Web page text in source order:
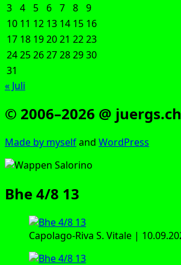
3 4 5 6 7 8 9
10 11 12 13 14 15 16
17 18 192021 2223
24252627282930
31
« Juli
© 2006–2026 @ juergs.ch
Made by mys­elfand Word­Press
Bhe 4/8 13
Capo­la­go-Riva S. Vita­le |